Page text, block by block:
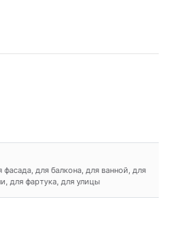
фасада, для балкона, для ванной, для
для фартука, для улицы